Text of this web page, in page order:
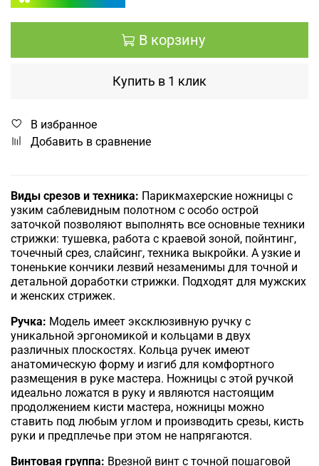
В корзину
Купить в 1 клик
В избранное
Добавить в сравнение
Виды срезов и техника: Парикмахерские ножницы с
узким саблевидным полотном с особо острой
заточкой позволяют выполнять все основные техники
стрижки: тушевка, работа с краевой зоной, пойнтинг,
точечный срез, слайсинг, техника выкройки. А узкие и
тоненькие кончики лезвий незаменимы для точной и
детальной доработки стрижки. Подходят для мужских
и женских стрижек.
Ручка: Модель имеет эксклюзивную ручку с
уникальной эргономикой и кольцами в двух
различных плоскостях. Кольца ручек имеют
анатомическую форму и изгиб для комфортного
размещения в руке мастера. Ножницы с этой ручкой
идеально ложатся в руку и являются настоящим
продолжением кисти мастера, ножницы можно
ставить под любым углом и производить срезы, кисть
руки и предплечье при этом не напрягаются.
Винтовая группа: Врезной винт с точной пошаговой